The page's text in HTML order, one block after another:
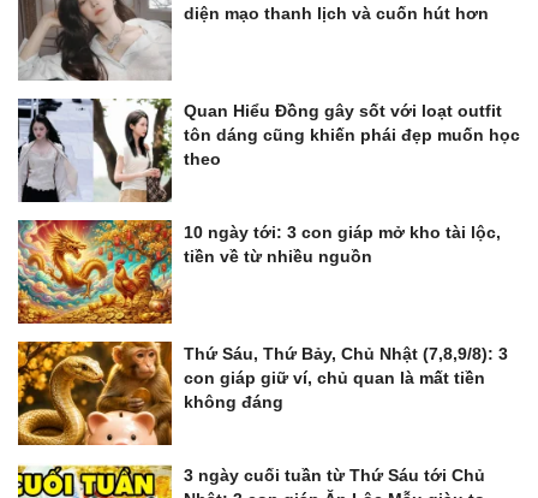
diện mạo thanh lịch và cuốn hút hơn
Quan Hiểu Đồng gây sốt với loạt outfit
tôn dáng cũng khiến phái đẹp muốn học
theo
10 ngày tới: 3 con giáp mở kho tài lộc,
tiền về từ nhiều nguồn
Thứ Sáu, Thứ Bảy, Chủ Nhật (7,8,9/8): 3
con giáp giữ ví, chủ quan là mất tiền
không đáng
3 ngày cuối tuần từ Thứ Sáu tới Chủ